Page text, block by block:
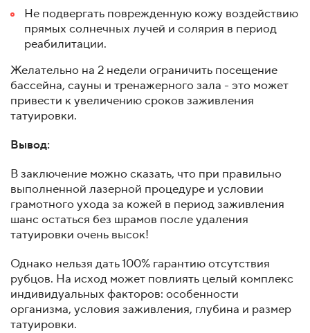
Не подвергать поврежденную кожу воздействию
прямых солнечных лучей и солярия в период
реабилитации.
Желательно на 2 недели ограничить посещение
бассейна, сауны и тренажерного зала - это может
привести к увеличению сроков заживления
татуировки.
Вывод:
В заключение можно сказать, что при правильно
выполненной лазерной процедуре и условии
грамотного ухода за кожей в период заживления
шанс остаться без шрамов после удаления
татуировки очень высок!
Однако нельзя дать 100% гарантию отсутствия
рубцов. На исход может повлиять целый комплекс
индивидуальных факторов: особенности
организма, условия заживления, глубина и размер
татуировки.